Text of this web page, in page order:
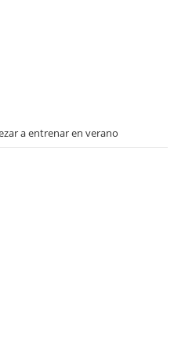
a entrenar en verano